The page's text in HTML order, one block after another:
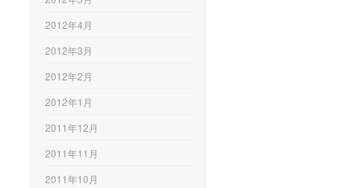
2012年4月
2012年3月
2012年2月
2012年1月
2011年12月
2011年11月
2011年10月